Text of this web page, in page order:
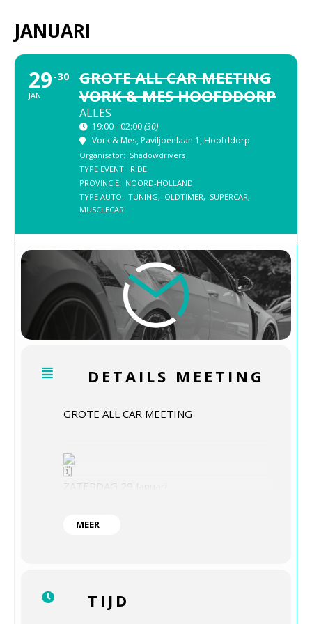
JANUARI
29
JAN
30
GROTE ALL CAR MEETING
VORK & MES HOOFDDORP
ALLES
19:00 - 02:00(30)
Vork & Mes, Paviljoenlaan 1, Hoofddorp
Organisator: Shadowdrivers
TYPE EVENT: RIDE
PROVINCIE: NOORD-HOLLAND
TYPE AUTO: TUNING, OLDTIMER, SUPERCAR,
MUSCLECAR
DETAILS MEETING
GROTE ALL CAR MEETING
ZATERDAG 29 Januari
19:00
MEER
TIJD